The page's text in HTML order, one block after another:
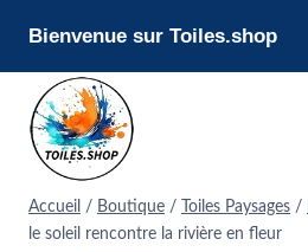
contenu
Bienvenue sur Toiles.shop
Accueil / Boutique / Toiles Paysages /
le soleil rencontre la rivière en fleur